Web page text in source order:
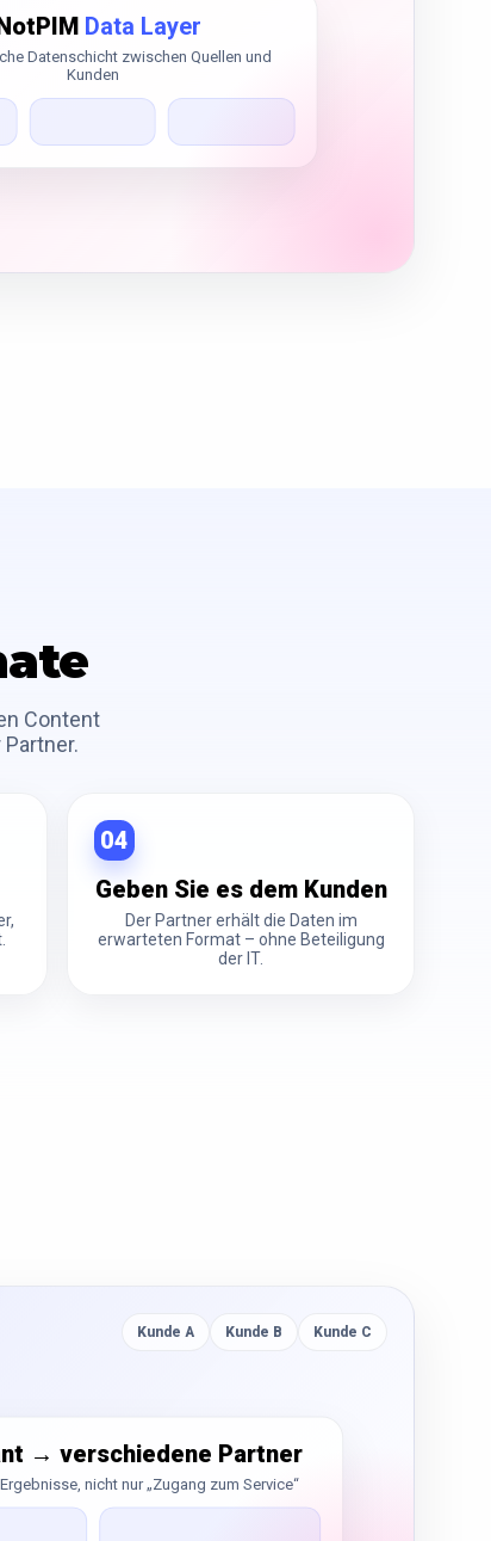
Data Layer
Datenschicht zwischen Quellen und
Kunden
Content
04
Geben Sie es dem Kunden
Der Partner erhält die Daten im
erwarteten Format – ohne Beteiligung
der IT.
Kunde A Kunde B Kunde C
→ verschiedene Partner
nicht nur „Zugang zum Service“